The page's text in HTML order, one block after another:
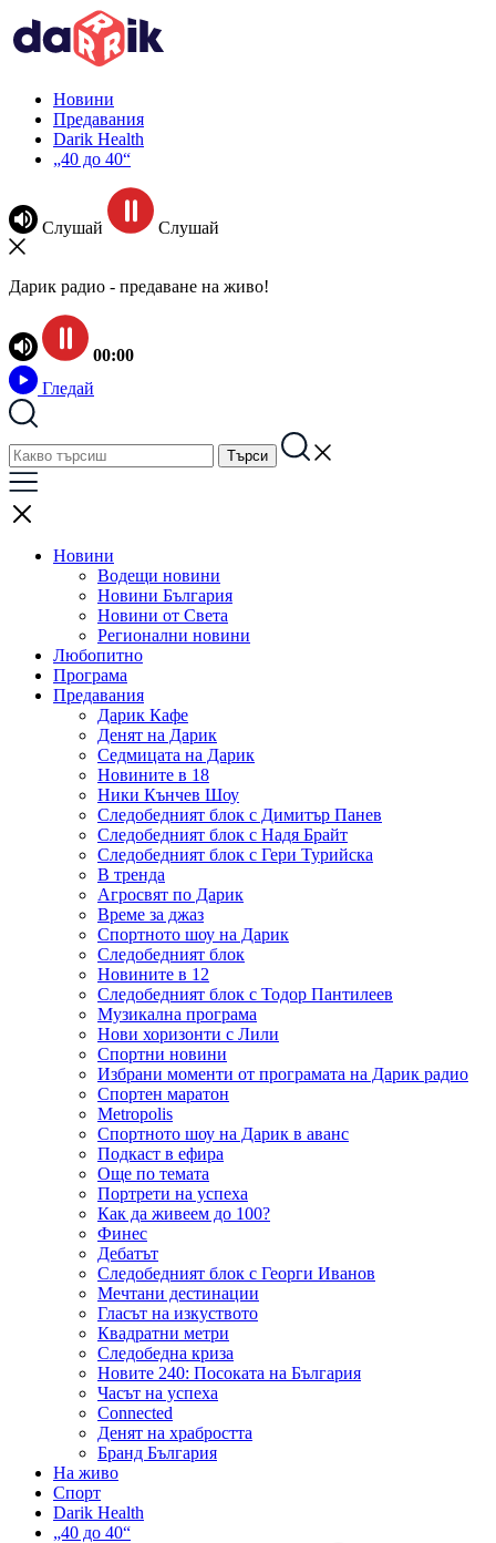
Новини
Предавания
Darik Health
„40 до 40“
Слушай Слушай
Дарик радио - предаване на живо!
00:00
Гледай
Новини
Водещи новини
Новини България
Новини от Света
Регионални новини
Любопитно
Програма
Предавания
Дарик Кафе
Денят на Дарик
Седмицата на Дарик
Новините в 18
Ники Кънчев Шоу
Следобедният блок с Димитър Панев
Следобедният блок с Надя Брайт
Следобедният блок с Гери Турийска
В тренда
Агросвят по Дарик
Време за джаз
Спортното шоу на Дарик
Следобедният блок
Новините в 12
Следобедният блок с Тодор Пантилеев
Музикална програма
Нови хоризонти с Лили
Спортни новини
Избрани моменти от програмата на Дарик радио
Спортен маратон
Metropolis
Спортното шоу на Дарик в аванс
Подкаст в ефира
Още по темата
Портрети на успеха
Как да живеем до 100?
Финес
Дебатът
Следобедният блок с Георги Иванов
Мечтани дестинации
Гласът на изкуството
Квадратни метри
Следобедна криза
Новите 240: Посоката на България
Часът на успеха
Connected
Денят на храбростта
Бранд България
На живо
Спорт
Darik Health
„40 до 40“